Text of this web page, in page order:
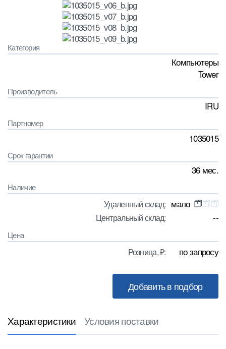
Категория
Компьютеры
Tower
Производитель
IRU
Партномер
1035015
Срок гарантии
36 мес.
Наличие
Удаленный склад: мало
Центральный склад: --
Цена
Розница, ₽: по запросу
Характеристики Условия поставки